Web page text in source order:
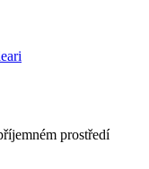
prostředí